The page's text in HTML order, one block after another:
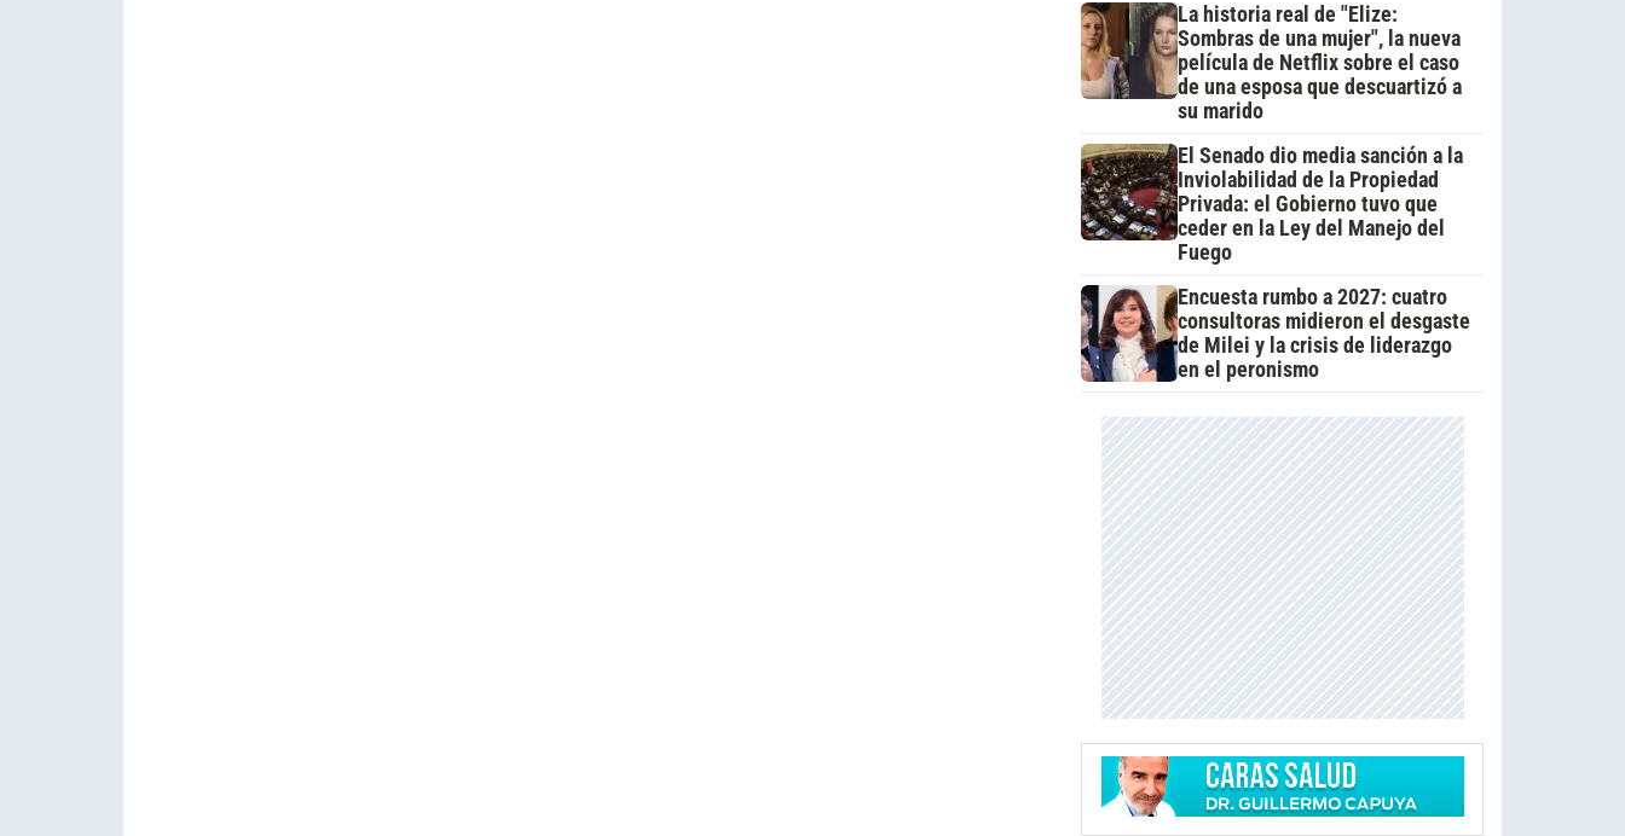
La historia real de "Elize:
Sombras de una mujer", la nueva
película de Netflix sobre el caso
de una esposa que descuartizó a
su marido
El Senado dio media sanción a la
Inviolabilidad de la Propiedad
Privada: el Gobierno tuvo que
ceder en la Ley del Manejo del
Fuego
Encuesta rumbo a 2027: cuatro
consultoras midieron el desgaste
de Milei y la crisis de liderazgo
en el peronismo